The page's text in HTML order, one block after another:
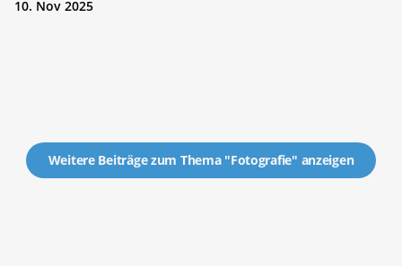
10. Nov 2025
Weitere Beiträge zum Thema "Fotografie" anzeigen